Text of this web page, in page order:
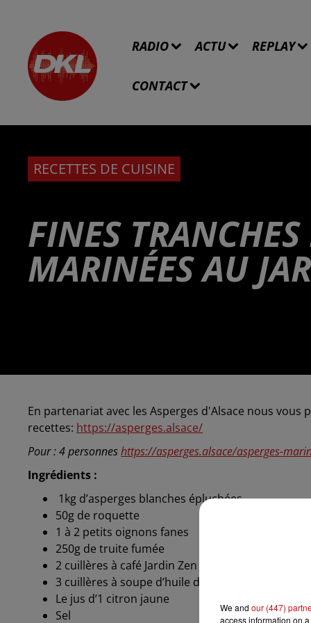
RADIO ACTU REPLAY
CONTACT
RECETTES DE CUISINE
FINES TRANCHES
MARINÉES AU
En partenariat avec les Asperges d'Alsace nous
recettes: https://asperges.alsace/
Pour : 4 personneshttps://asperges.alsace/asperges-
Ingrédients :
1kg d’asperges blanches épluchées
50g de roquette
1 à 2 petits oignons fanes
250g de truite fumée
2 cuillères à café Jardin Zen Jardin zen
3 cuillères à soupe d’huile d’olive
Le jus d’1 citron jaune
Sel
We and our (447)
access information on